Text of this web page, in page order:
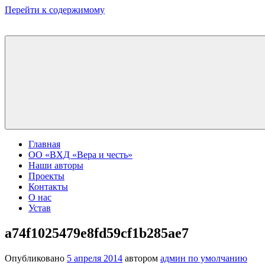
Перейти к содержимому
Главная
ОО «ВХД «Вера и честь»
Наши авторы
Проекты
Контакты
О нас
Устав
a74f1025479e8fd59cf1b285ae7
Опубликовано 5 апреля 2014 автором админ по умолчанию